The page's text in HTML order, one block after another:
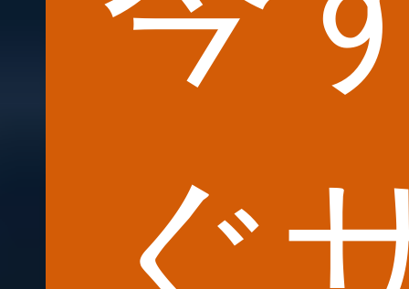
ラ